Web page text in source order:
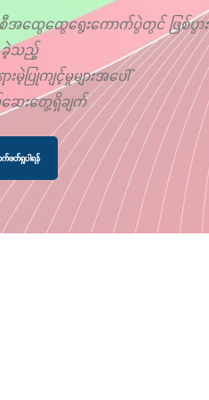
အထွေထွေရွေးကောက်ပွဲတွင် ဖြစ်ပွား
ခဲ့သည့်
မဲ့ပြုကျင့်မှုများအပေါ်
ဆေးတွေ့ရှိချက်
တ်ရှုပါရန်